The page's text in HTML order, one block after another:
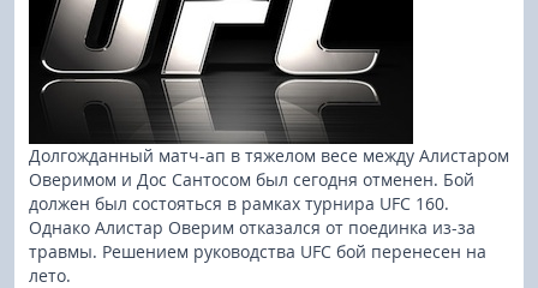
Долгожданный матч-ап в тяжелом весе между Алистаром
Оверимом и Дос Сантосом был сегодня отменен. Бой
должен был состояться в рамках турнира UFC 160.
Однако Алистар Оверим отказался от поединка из-за
травмы. Решением руководства UFC бой перенесен на
лето.